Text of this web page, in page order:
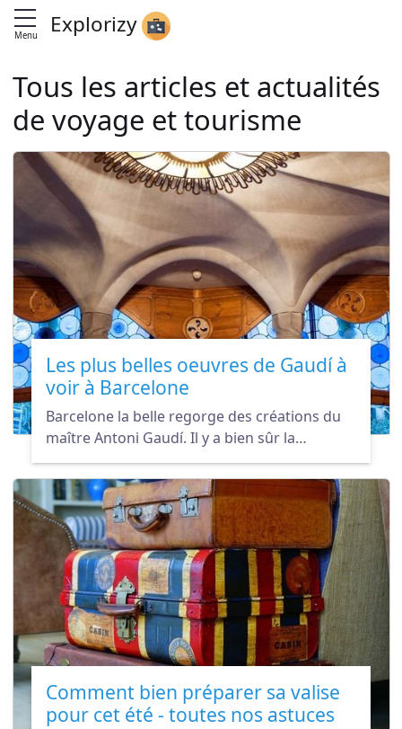
Menu Explorizy
Tous les articles et actualités
de voyage et tourisme
Les plus belles oeuvres de Gaudí à
voir à Barcelone
Barcelone la belle regorge des créations du
maître Antoni Gaudí. Il y a bien sûr la
fameuse Sagrada Familia, la casa Battlò et la
Casa Milà, mais aussi d’autres œuvres moins
connues qui méritent pourtant le détour.
Comment bien préparer sa valise
pour cet été - toutes nos astuces